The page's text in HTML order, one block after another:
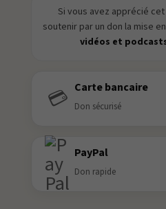
Si vous avez apprécié
soutenir par un don la mise
vidéos et
💳 Carte bancaire
Don sécurisé
PayPal
Don rapide